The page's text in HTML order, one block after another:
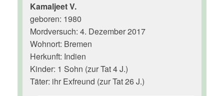
Kamaljeet V.
geboren: 1980
Mordversuch: 4. Dezember 2017
Wohnort: Bremen
Herkunft: Indien
Kinder: 1 Sohn (zur Tat 4 J.)
Täter: ihr Exfreund (zur Tat 26 J.)